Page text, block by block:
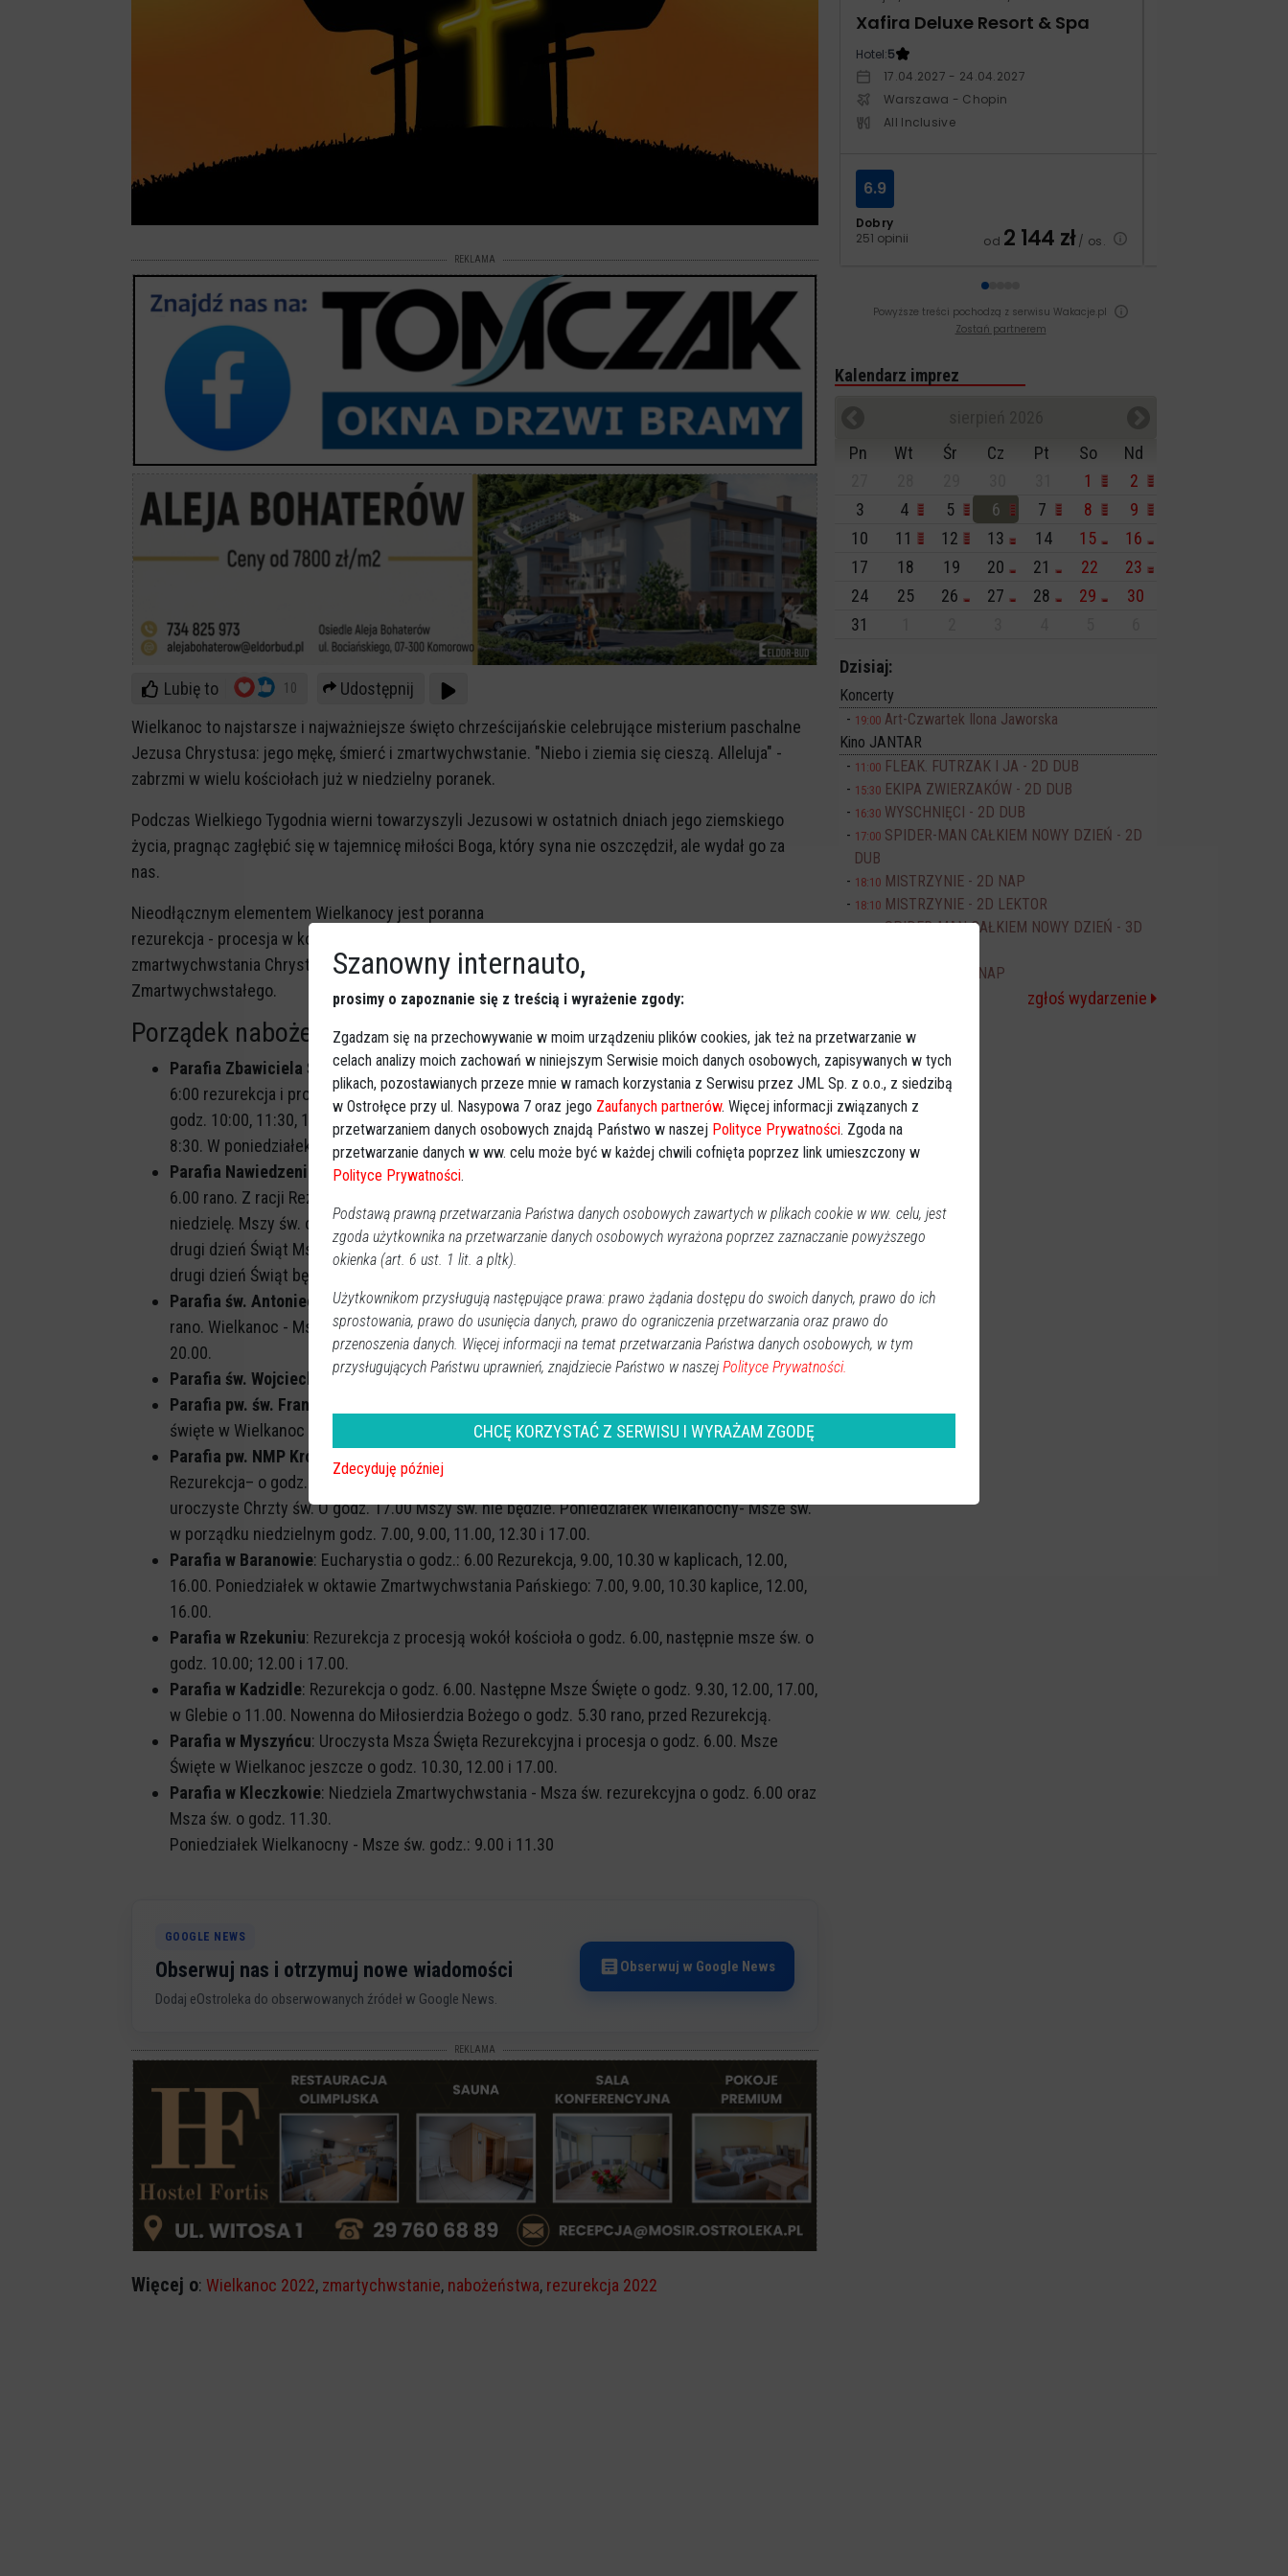
REKLAMA
Lubię to 10
Udostępnij
Wielkanoc to najstarsze i najważniejsze święto chrześcijańskie celebrujące misterium paschalne
Jezusa Chrystusa: jego mękę, śmierć i zmartwychwstanie. "Niebo i ziemia się cieszą. Alleluja" -
zabrzmi w wielu kościołach już w niedzielny poranek.
Podczas Wielkiego Tygodnia wierni towarzyszyli Jezusowi w ostatnich dniach jego ziemskiego
życia, pragnąc zagłębić się w tajemnicę miłości Boga, który syna nie oszczędził, ale wydał go za
nas.
Nieodłącznym elementem Wielkanocy jest poranna
rezurekcja - procesja w kościołach katolickich, odbywająca się w Wielkanoc, która jest ogłoszeniem
zmartwychwstania Chrystusa i wezwaniem całego stworzenia do udziału w triumfie
Zmartwychwstałego.
Porządek nabożeństw w naszym regionie:
Parafia Zbawiciela Świata w Ostrołęce:Niedziela Zmartwychwstania Pańskiego - o godz.
6:00 rezurekcja i procesja 3 razy wokół kościoła z udziałem orkiestry. Pozostałe msze św. o
godz. 10:00, 11:30, 13:00, 16:30 i 18:00. Nie będzie mszy św. o godz. 7:00 i
8:30. W poniedziałek Wielkanocny msze św. jak w każdą niedzielę.
Parafia Nawiedzenia NMP w Ostrołęce (Fara)
6.00 rano. Z racji Rezurekcji nie będzie Mszy św. o godz. 7.00. Inne Msze św. jak w każdą
niedzielę. Mszy św. o godz. 13.00 będzie przewodniczył Ksiądz Biskup Janusz Stepnowski. W
drugi dzień Świąt Msze św. w tych samych godzinach, jak w każdą niedzielę. O godz. 11.00 w
drugi dzień Świąt będzie Msza św. na cmentarzu parafialnym za zmarłych.
Parafia św. Antoniego Padewskiego w Ostrołęce: Rezurekcja w Wielkanoc o godzinie 6.00
rano. Wielkanoc - Msze Święte o godz. 6.00; 8.30; 10.00; 11.30; 13.00; 15.00; 16.00; i 18.00;
20.00.
Parafia św. Wojciecha w Ostrołęce : Rezurekcja z procesją w Niedzielę o godz. 6.00.
Parafia pw. św. Franciszka z Asyżu w Ostrołęce
święte w Wielkanoc będą sprawowane o godz. 9:00, 10:30, 12:00, 14:00, 16:00, i 17:30.
Parafia pw. NMP Królowej Rodzin (Stacja)
Rezurekcja– o godz.6.00. Następne Msze św. o godz. 9.00 i 11.00 i 12.30. O godz. 11.00
uroczyste Chrzty św. O godz. 17.00 Mszy św. nie będzie. Poniedziałek Wielkanocny- Msze św.
w porządku niedzielnym godz. 7.00, 9.00, 11.00, 12.30 i 17.00.
Parafia w Baranowie: Eucharystia o godz.: 6.00 Rezurekcja, 9.00, 10.30 w kaplicach, 12.00,
16.00. Poniedziałek w oktawie Zmartwychwstania Pańskiego: 7.00, 9.00, 10.30 kaplice, 12.00,
16.00.
Parafia w Rzekuniu: Rezurekcja z procesją wokół kościoła o godz. 6.00, następnie msze św. o
godz. 10.00; 12.00 i 17.00.
Parafia w Kadzidle: Rezurekcja o godz. 6.00. Następne Msze Święte o godz. 9.30, 12.00, 17.00,
w Glebie o 11.00. Nowenna do Miłosierdzia Bożego o godz. 5.30 rano, przed Rezurekcją.
Parafia w Myszyńcu: Uroczysta Msza Święta Rezurekcyjna i procesja o godz. 6.00. Msze
Święte w Wielkanoc jeszcze o godz. 10.30, 12.00 i 17.00.
Parafia w Kleczkowie: Niedziela Zmartwychwstania - Msza św. rezurekcyjna o godz. 6.00 oraz
Msza św. o godz. 11.30.
Poniedziałek Wielkanocny - Msze św. godz.: 9.00 i 11.30
GOOGLE NEWS
Obserwuj nas i otrzymuj nowe wiadomości
Dodaj eOstroleka do obserwowanych źródeł w Google News.
Obserwuj w Google News
REKLAMA
Więcej o: Wielkanoc 2022, zmartychwstanie, nabożeństwa, rezurekcja 2022
Xafira Deluxe Resort & Spa
Hotel:5
17.04.2027 - 24.04.2027
Warszawa - Chopin
All Inclusive
Dobry
251 opinii
6.9
od 2 144 zł/ os.
Powyższe treści pochodzą z serwisu Wakacje.pl
Zostań partnerem
Kalendarz imprez
Pn
Wt Śr Cz Pt So
Nd
1
2
3
4 5 6 7 8
9
10
11 12 13 14 15
16
17
18 19 20 21 22
23
24
25 26 27 28 29
30
31
Dzisiaj:
Koncerty
19:00 Art-Czwartek Ilona Jaworska
Kino JANTAR
11:00 FLEAK. FUTRZAK I JA - 2D DUB
15:30 EKIPA ZWIERZAKÓW - 2D DUB
16:30 WYSCHNIĘCI - 2D DUB
17:00 SPIDER-MAN CAŁKIEM NOWY DZIEŃ - 2D
DUB
18:10 MISTRZYNIE - 2D NAP
18:10 MISTRZYNIE - 2D LEKTOR
SPIDER-MAN CAŁKIEM NOWY DZIEŃ - 3D
ODYSEJA - 2D NAP
zgłoś wydarzenie
Szanowny internauto,
prosimy o zapoznanie się z treścią i wyrażenie zgody:
Zgadzam się na przechowywanie w moim urządzeniu plików cookies, jak też na przetwarzanie w
celach analizy moich zachowań w niniejszym Serwisie moich danych osobowych, zapisywanych w tych
plikach, pozostawianych przeze mnie w ramach korzystania z Serwisu przez JML Sp. z o.o., z siedzibą
w Ostrołęce przy ul. Nasypowa 7 oraz jego Zaufanych partnerów. Więcej informacji związanych z
przetwarzaniem danych osobowych znajdą Państwo w naszej Polityce Prywatności. Zgoda na
przetwarzanie danych w ww. celu może być w każdej chwili cofnięta poprzez link umieszczony w
Polityce Prywatności.
Podstawą prawną przetwarzania Państwa danych osobowych zawartych w plikach cookie w ww. celu, jest
zgoda użytkownika na przetwarzanie danych osobowych wyrażona poprzez zaznaczanie powyższego
okienka (art. 6 ust. 1 lit. a pltk).
Użytkownikom przysługują następujące prawa: prawo żądania dostępu do swoich danych, prawo do ich
sprostowania, prawo do usunięcia danych, prawo do ograniczenia przetwarzania oraz prawo do
przenoszenia danych. Więcej informacji na temat przetwarzania Państwa danych osobowych, w tym
przysługujących Państwu uprawnień, znajdziecie Państwo w naszej Polityce Prywatności.
CHCĘ KORZYSTAĆ Z SERWISU I WYRAŻAM ZGODĘ
Zdecyduję później